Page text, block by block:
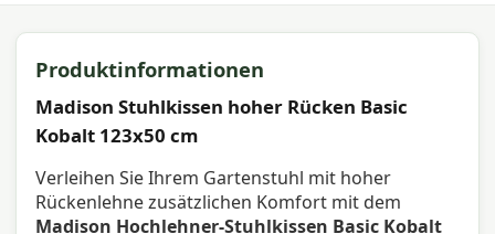
Produktinformationen
Madison Stuhlkissen hoher Rücken Basic
Kobalt 123x50 cm
Verleihen Sie Ihrem Gartenstuhl mit hoher
Rückenlehne zusätzlichen Komfort mit dem
Madison Hochlehner-Stuhlkissen Basic Kobalt